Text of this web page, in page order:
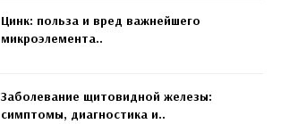
Цинк: польза и вред важнейшего
микроэлемента..
Заболевание щитовидной железы:
симптомы, диагностика и..